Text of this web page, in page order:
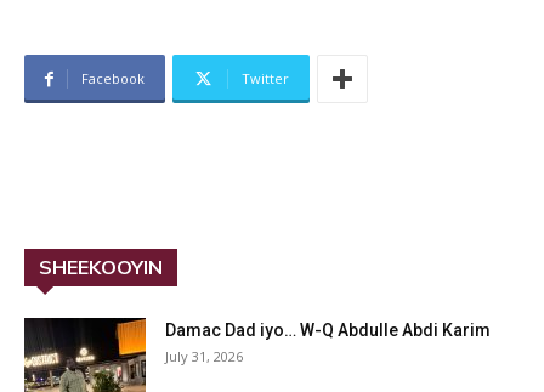
Facebook Twitter
SHEEKOOYIN
Damac Dad iyo… W-Q Abdulle Abdi Karim
July 31, 2026